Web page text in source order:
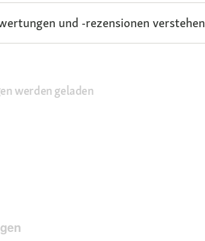
und -rezensionen verstehen
werden geladen